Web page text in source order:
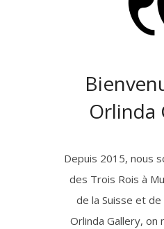
Orlinda
Depuis 2015, nous
des Trois Rois à
de la Suisse et de
Orlinda Gallery, on